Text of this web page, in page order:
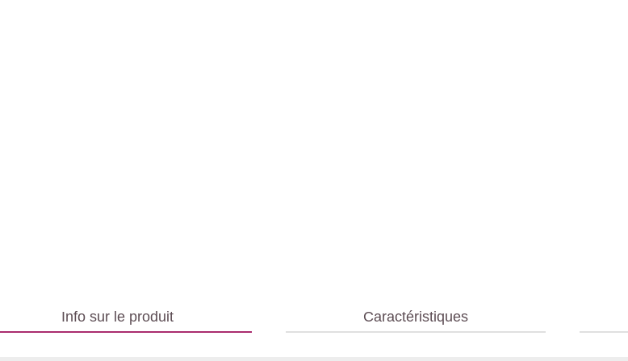
Info sur le produit Caractéristiques